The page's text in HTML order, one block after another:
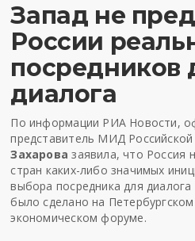
Запад не
России
посредников
диалога
По информации РИА Новости,
представитель МИД
Захарова заявила, что Россия
стран каких-либо значимых
выбора посредника для
было сделано на
экономическом форуме.